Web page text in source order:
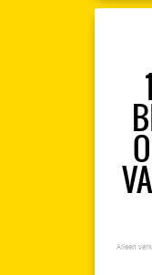
Alleen